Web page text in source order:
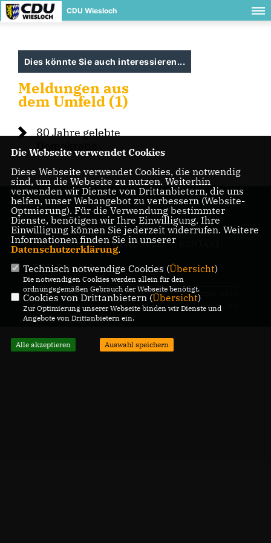
CDU Wiesloch
Dies könnte Sie auch interessieren...
Meldungen aus
dem Umfeld (1)
80 Jahre gelebte
Demokratie
IMPRESSUM DATENSCHUTZ
CDU Baiertal
@2026 CDU Ortsverband
Wiesloch
Alle Rechte vorbehalten.
Realisation: Sharkness Media
GmbH & Co. KG
Die Webseite verwendet Cookies
Diese Webseite verwendet Cookies, die notwendig
sind, um die Webseite zu nutzen. Weiterhin
verwenden wir Dienste von Drittanbietern, die uns
helfen, unser Webangebot zu verbessern (Website-
Optmierung). Für die Verwendung bestimmter
Dienste, benötigen wir Ihre Einwilligung. Ihre
Einwilligung können Sie jederzeit widerrufen. Weitere
Informationen finden Sie in unserer
Datenschutzerklärung.
Technisch notwendige Cookies (Übersicht)
Die notwendigen Cookies werden allein für den
ordnungsgemäßen Gebrauch der Webseite benötigt.
Cookies von Drittanbietern (Übersicht)
Zur Optimierung unserer Webseite binden wir Dienste und
Angebote von Drittanbietern ein.
Alle akzeptieren Auswahl speichern